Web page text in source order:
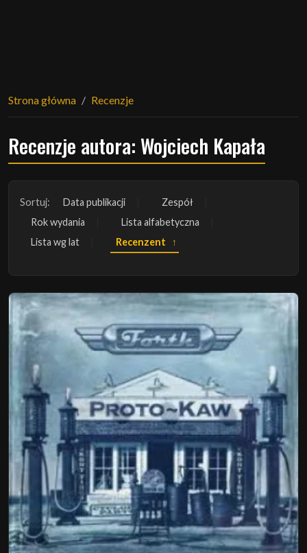
Strona główna Recenzje
Recenzje autora: Wojciech Kapała
Sortuj: Data publikacji
Zespół
Rok wydania
Lista alfabetyczna
Lista wg lat
Recenzent